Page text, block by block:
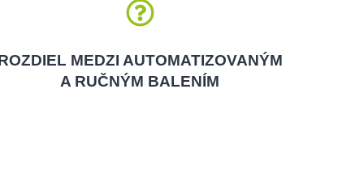
MEDZI AUTOMATIZOVANÝM
A RUČNÝM BALENÍM